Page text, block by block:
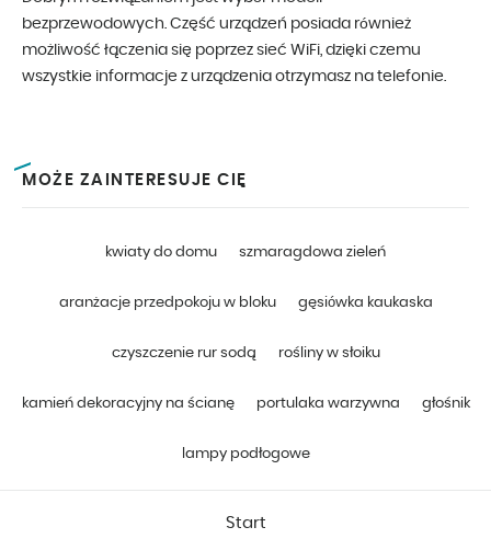
bezprzewodowych. Część urządzeń posiada również
możliwość łączenia się poprzez sieć WiFi, dzięki czemu
wszystkie informacje z urządzenia otrzymasz na telefonie.
MOŻE ZAINTERESUJE CIĘ
kwiaty do domu szmaragdowa zieleń
aranżacje przedpokoju w bloku gęsiówka kaukaska
czyszczenie rur sodą rośliny w słoiku
kamień dekoracyjny na ścianę portulaka warzywna głośnik
lampy podłogowe
Start